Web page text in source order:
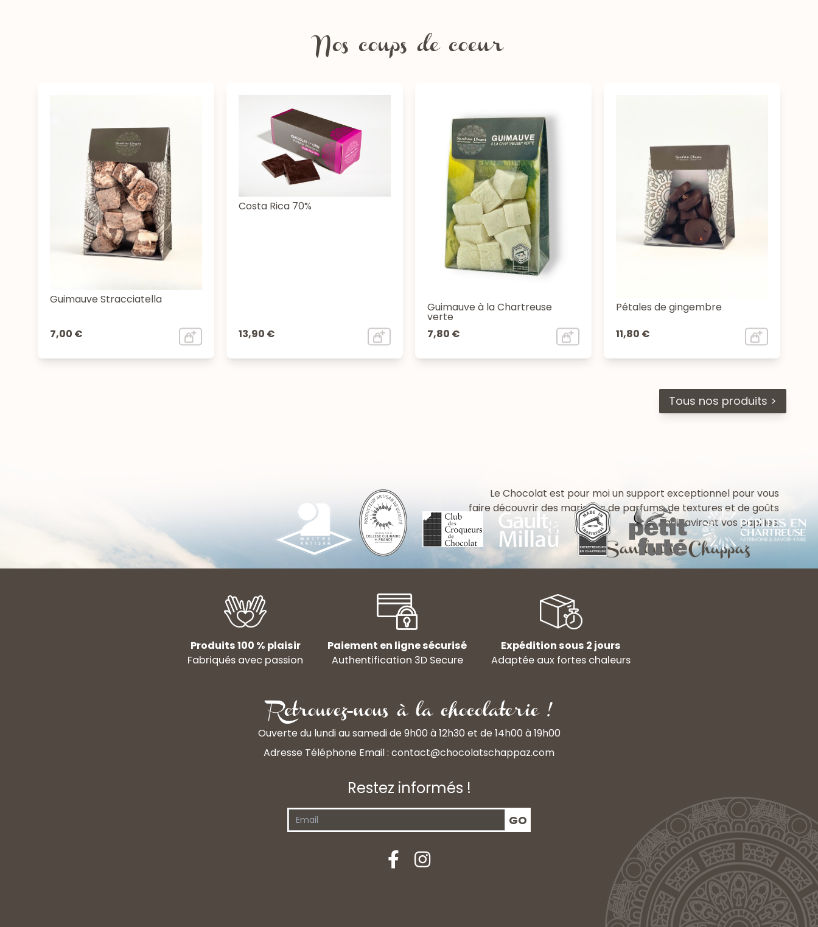
Nos coups de coeur
Guimauve Stracciatella
7,00 €
Costa Rica 70%
13,90 €
Guimauve à la Chartreuse
verte
7,80 €
Pétales de gingembre
11,80 €
Tous nos produits >
Le Chocolat est pour moi un support exceptionnel pour vous
faire découvrir des mariages de parfums, de textures et de goûts
qui raviront vos papilles.
Produits 100 % plaisir Paiement en ligne sécurisé
Expédition sous 2 jours
Fabriqués avec passion
Authentification 3D Secure Adaptée aux fortes chaleurs
Retrouvez-nous à la chocolaterie !
Ouverte du lundi au samedi de 9h00 à 12h30 et de 14h00 à 19h00
Adresse Téléphone Email : contact@chocolatschappaz.com
Restez informés !